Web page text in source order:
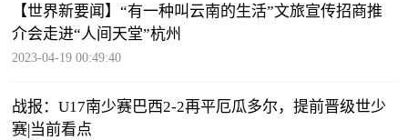
【世界新要闻】“有一种叫云南的生活”文旅宣传招商推
介会走进“人间天堂”杭州
2023-04-19 00:49:40
战报：U17南少赛巴西2-2再平厄瓜多尔，提前晋级世少
赛|当前看点